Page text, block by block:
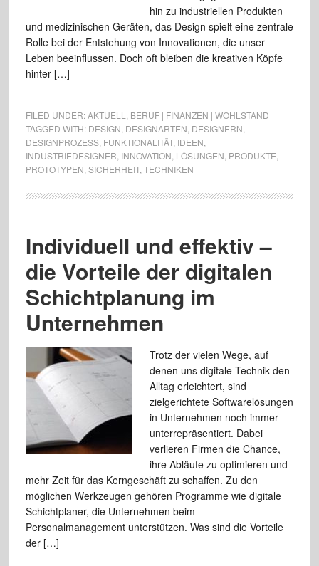
hin zu industriellen Produkten
und medizinischen Geräten, das Design spielt eine zentrale
Rolle bei der Entstehung von Innovationen, die unser
Leben beeinflussen. Doch oft bleiben die kreativen Köpfe
hinter […]
FILED UNDER:AKTUELL
BERUF | FINANZEN | WOHLSTAND
TAGGED WITH: DESIGN DESIGNARTEN DESIGNERN
DESIGNPROZESS, FUNKTIONALITÄT, IDEEN
INDUSTRIEDESIGNER INNOVATION LÖSUNGEN PRODUKTE
PROTOTYPEN SICHERHEIT, TECHNIKEN
Individuell und effektiv –
die Vorteile der digitalen
Schichtplanung im
Unternehmen
Trotz der vielen Wege, auf
denen uns digitale Technik den
Alltag erleichtert, sind
zielgerichtete Softwarelösungen
in Unternehmen noch immer
unterrepräsentiert. Dabei
verlieren Firmen die Chance,
ihre Abläufe zu optimieren und
mehr Zeit für das Kerngeschäft zu schaffen. Zu den
möglichen Werkzeugen gehören Programme wie digitale
Schichtplaner, die Unternehmen beim
Personalmanagement unterstützen. Was sind die Vorteile
der […]